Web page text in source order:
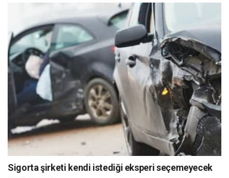
Sigorta şirketi kendi istediği eksperi seçemeyecek